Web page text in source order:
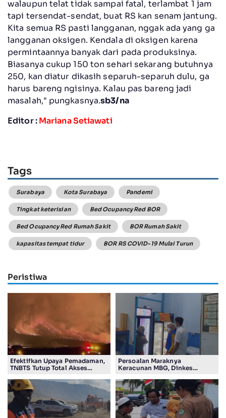
walaupun telat tidak sampai fatal, terlambat 1 jam
tapi tersendat-sendat, buat RS kan senam jantung.
Kita semua RS pasti langganan, nggak ada yang ga
langganan oksigen. Kendala di oksigen karena
permintaannya banyak dari pada produksinya.
Biasanya cukup 150 ton sehari sekarang butuhnya
250, kan diatur dikasih separuh-separuh dulu, ga
harus bareng ngisinya. Kalau pas bareng jadi
masalah," pungkasnya.sb3/na
Editor :Mariana Setiawati
Tags
Surabaya Kota Surabaya Pandemi
Tingkat keterisian Bed Ocupancy Red BOR
Bed Ocupancy Red Rumah Sakit BOR Rumah Sakit
kapasitas tempat tidur BOR RS COVID-19 Mulai Turun
Peristiwa
Efektifkan Upaya Pemadaman,
TNBTS Tutup Total Akses
Bromo
Persoalan Maraknya
Keracunan MBG, Dinkes
Pelanggaran SOP